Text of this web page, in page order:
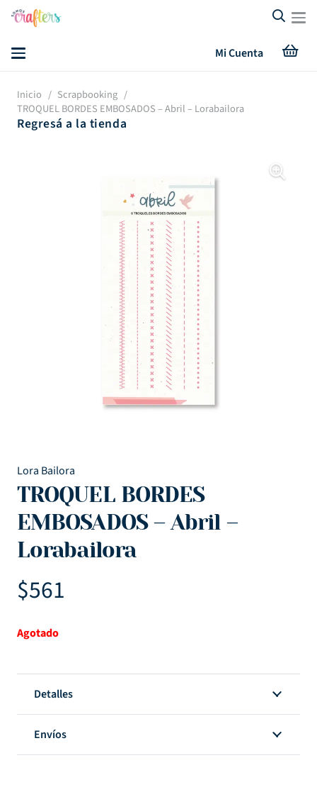
Mi Cuenta
Inicio / Scrapbooking /
TROQUEL BORDES EMBOSADOS – Abril – Lorabailora
Regresá a la tienda
Lora Bailora
TROQUEL BORDES
EMBOSADOS – Abril –
Lorabailora
$561
Agotado
Detalles
Envíos